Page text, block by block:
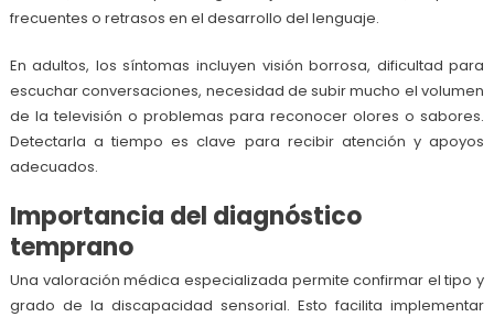
frecuentes o retrasos en el desarrollo del lenguaje.
En adultos, los síntomas incluyen visión borrosa, dificultad para
escuchar conversaciones, necesidad de subir mucho el volumen
de la televisión o problemas para reconocer olores o sabores.
Detectarla a tiempo es clave para recibir atención y apoyos
adecuados.
Importancia del diagnóstico
temprano
Una valoración médica especializada permite confirmar el tipo y
grado de la discapacidad sensorial. Esto facilita implementar